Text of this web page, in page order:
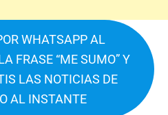
WHATSAPP AL
FRASE “ME SUMO” Y
LAS NOTICIAS DE
AL INSTANTE